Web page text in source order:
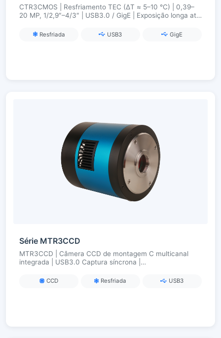
CTR3CMOS | Resfriamento TEC (ΔT ≈ 5–10 °C) | 0,39–
20 MP, 1/2,9″–4/3″ | USB3.0 / GigE | Exposição longa até
Resfriada USB3 GigE
Série MTR3CCD
MTR3CCD | Câmera CCD de montagem C multicanal
integrada | USB3.0 Captura síncrona |
fluorescência multicolor/imagem multibanda
CCD Resfriada USB3